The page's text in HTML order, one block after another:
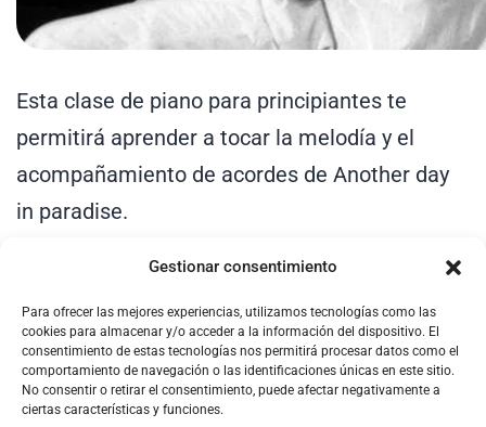
Gestionar consentimiento
Para ofrecer las mejores experiencias, utilizamos tecnologías como las
cookies para almacenar y/o acceder a la información del dispositivo. El
consentimiento de estas tecnologías nos permitirá procesar datos como el
comportamiento de navegación o las identificaciones únicas en este sitio.
No consentir o retirar el consentimiento, puede afectar negativamente a
ciertas características y funciones.
Esta clase de piano para principiantes te
permitirá aprender a tocar la melodía y el
acompañamiento de acordes de Another day
in paradise.
PIANO EN CASA, S.A. © Copyright 2026